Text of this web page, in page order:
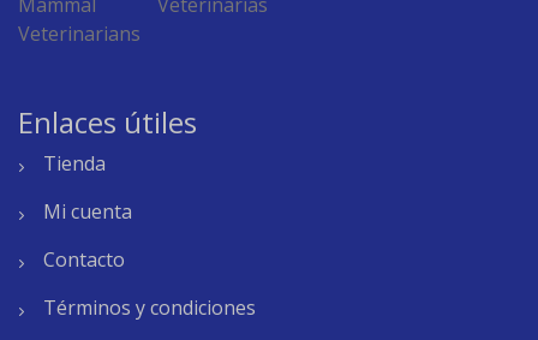
Enlaces útiles
Tienda
Mi cuenta
Contacto
Términos y condiciones